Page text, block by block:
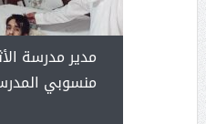
مدير مدرسة
منسوبي
) .. ميراث